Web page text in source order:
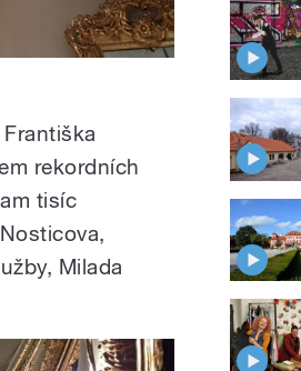
rekordních
tisíc
Milada